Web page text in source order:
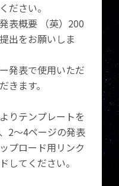
ださい。
表概要 （英）200
出をお願いしま
発表で使用いただ
きます。
りテンプレートを
2～4ページの発表
プロード用リンク
してください。